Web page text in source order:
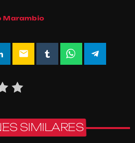
Marambio
email
SIMILARES